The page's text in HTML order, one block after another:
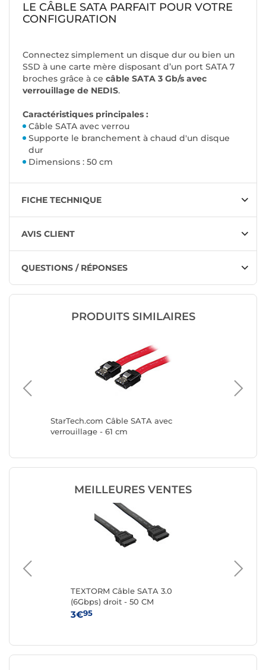
LE CÂBLE SATA PARFAIT POUR VOTRE
CONFIGURATION
Connectez simplement un disque dur ou bien un
SSD à une carte mère disposant d’un port SATA 7
broches grâce à ce câble SATA 3 Gb/s avec
verrouillage de NEDIS.
Caractéristiques principales :
Câble SATA avec verrou
Supporte le branchement à chaud d'un disque
dur
Dimensions : 50 cm
FICHE TECHNIQUE
AVIS CLIENT
QUESTIONS / RÉPONSES
PRODUITS SIMILAIRES
StarTech.com Câble SATA avec
verrouillage - 61 cm
MEILLEURES VENTES
TEXTORM Câble SATA 3.0
(6Gbps) droit - 50 CM
3€95